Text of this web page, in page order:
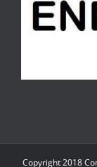
Copyright 2018